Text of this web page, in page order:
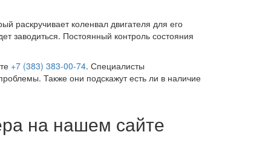
раскручивает коленвал двигателя для его
заводиться. Постоянный контроль состояния
+7 (383) 383-00-74. Специалисты
Также они подскажут есть ли в наличие
на нашем сайте